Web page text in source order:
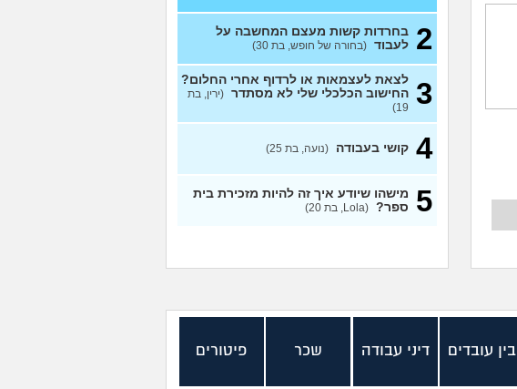
2
בחרדות קשות מעצם המחשבה על
לעבוד(בחורה של חופש, בת 30)
3 לצאת לעצמאות או לרדוף אחרי החלום?
החישוב הכלכלי שלי לא מסתדר(ירין, בת
19)
4 קושי בעבודה(נועה, בת 25)
5
מישהו שיודע איך זה להיות מזכירת בית
ספר?(Lola, בת 20)
בין עובדים דיני עבודה שכר פיטורים